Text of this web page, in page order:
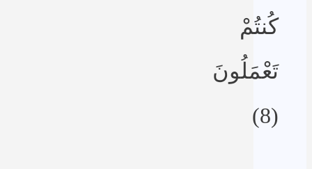
كُنتُمْ
تَعْمَلُونَ
(8)